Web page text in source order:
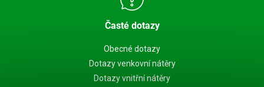
Časté dotazy
Obecné dotazy
Dotazy venkovní nátěry
Dotazy vnitřní nátěry